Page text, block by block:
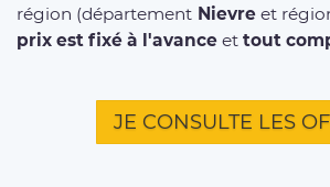
région (département Nievreet
prix est fixé à l'avance et tout
JE CONSULTE LES